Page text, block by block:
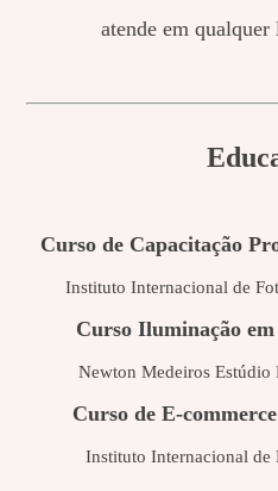
atende em
Curso de Capacitação
Instituto Internacional de
Curso Iluminação
Newton Medeiros
Curso de E-
Instituto Internacional de